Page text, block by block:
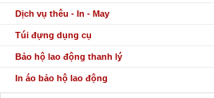
Dịch vụ thêu - In - May
Túi đựng dụng cụ
Bảo hộ lao động thanh lý
In áo bảo hộ lao động